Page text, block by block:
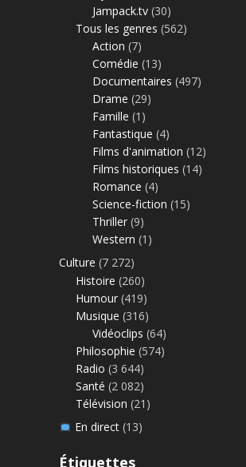
Jampack.tv (30)
Tous les genres (562)
Action (7)
Comédie (13)
Documentaires (497)
Drame (29)
Famille (1)
Fantastique (4)
Films d'animation (12)
Films historiques (14)
Romance (4)
Science-fiction (15)
Thriller (9)
Western (1)
Culture (7 272)
Histoire (260)
Humour (419)
Musique (316)
Vidéoclips (64)
Philosophie (574)
Radio (3 644)
Santé (2 082)
Télévision (21)
En direct(13)
Étiquettes